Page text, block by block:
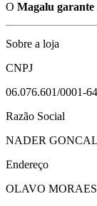
O Magalu garante
Sobre a loja
CNPJ
06.076.601/0001-64
Razão Social
NADER
Endereço
OLAVO